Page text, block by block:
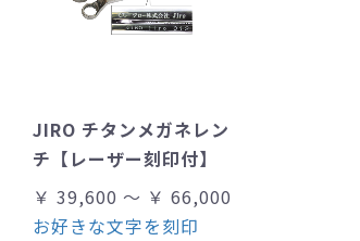
JIRO チタンメガネレン
チ【レーザー刻印付】
￥ 39,600 ～ ￥ 66,000
お好きな文字を刻印